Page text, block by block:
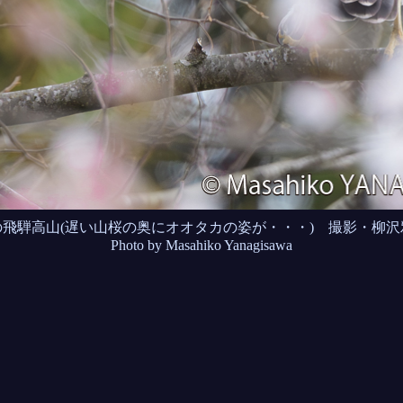
飛騨高山(遅い山桜の奥にオオタカの姿が・・・) 撮影・柳沢
Photo by Masahiko Yanagisawa